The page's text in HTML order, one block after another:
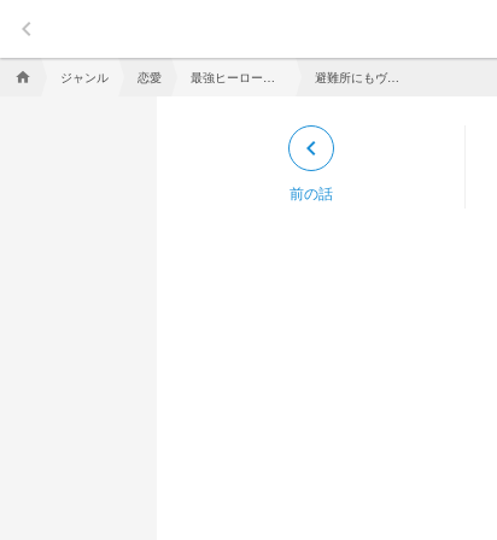
keyboard_arrow_left
home ジャンル 恋愛
keyboard_arrow_left
前の話